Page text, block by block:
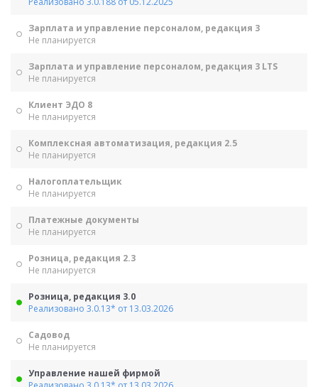
Зарплата и управление персоналом, редакция 3
Не планируется
Зарплата и управление персоналом, редакция 3 LTS
Не планируется
Клиент ЭДО 8
Не планируется
Комплексная автоматизация, редакция 2.5
Не планируется
Налогоплательщик
Не планируется
Платежные документы
Не планируется
Розница, редакция 2.3
Не планируется
Розница, редакция 3.0
Реализовано 3.0.13* от 13.03.2026
Садовод
Не планируется
Управление нашей фирмой